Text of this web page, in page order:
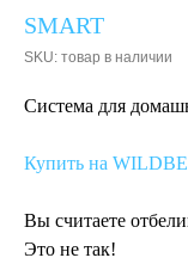
SMART
SKU: товар в наличии
Система для
Купить на
Вы считаете
Это не так!